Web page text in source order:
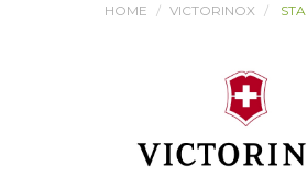
HOME VICTORINOX